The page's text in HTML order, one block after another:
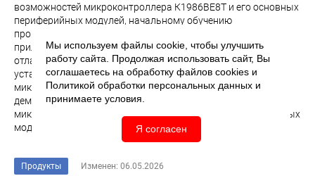
возможностей микроконтроллера К1986ВЕ8Т и его основных
периферийных модулей, начальному обучению
программирования микроконтроллера с помощью
прилагаемой демонстрационной программы, а также
отладки собственных проектов с применением
установленных на плате блоков. Отладочный комплект для
микроконтроллера К1986ВЕ8Т Комплект предназначен для
демонстрации функциональных возможностей
микроконтроллера К1986ВЕ8Т и его основных периферийных
модулей...
Продукты Изменен: 06.05.2026
Мы используем файлы cookie, чтобы улучшить
работу сайта. Продолжая использовать сайт, Вы
соглашаетесь на обработку файлов cookies и
Политикой обработки персональных данных и
принимаете условия.
Я согласен